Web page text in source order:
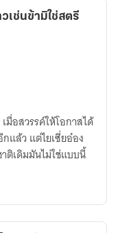
เช่นข้ามิใช่สตรี
มื่อสวรรค์ให้โอกาสได้
แล้ว แต่ไยเซี่ยอ๋อง
ติเดิมมันไม่ใช่แบบนี้